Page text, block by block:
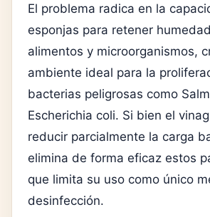
El problema radica en la
esponjas para retener
alimentos y microorganismos,
ambiente ideal para la
bacterias peligrosas como
Escherichia coli. Si bien el
reducir parcialmente la carga
elimina de forma eficaz estos
que limita su uso como único
desinfección.